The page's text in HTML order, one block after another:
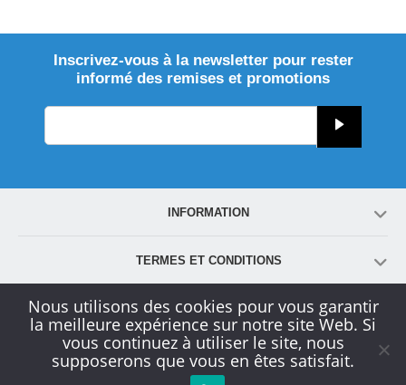
Inscrivez-vous à la newsletter pour rester
informé des remises et promotions
INFORMATION
TERMES ET CONDITIONS
COMPTE
SERVICE CLIENT
Nous utilisons des cookies pour vous garantir
la meilleure expérience sur notre site Web. Si
vous continuez à utiliser le site, nous
supposerons que vous en êtes satisfait.